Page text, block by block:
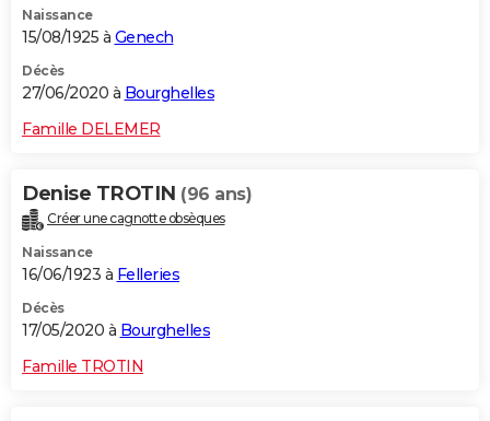
Naissance
15/08/1925 à Genech
Décès
27/06/2020 à Bourghelles
Famille DELEMER
Denise TROTIN (96 ans)
Créer une cagnotte obsèques
Naissance
16/06/1923 à Felleries
Décès
17/05/2020 à Bourghelles
Famille TROTIN